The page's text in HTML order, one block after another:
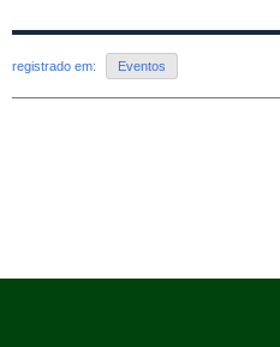
registrado em: Eventos